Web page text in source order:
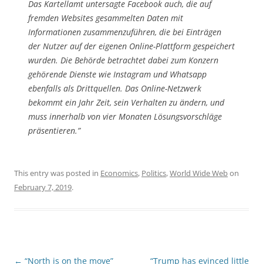
Das Kartellamt untersagte Facebook auch, die auf
fremden Websites gesammelten Daten mit
Informationen zusammenzuführen, die bei Einträgen
der Nutzer auf der eigenen Online-Plattform gespeichert
wurden. Die Behörde betrachtet dabei zum Konzern
gehörende Dienste wie Instagram und Whatsapp
ebenfalls als Drittquellen. Das Online-Netzwerk
bekommt ein Jahr Zeit, sein Verhalten zu ändern, und
muss innerhalb von vier Monaten Lösungsvorschläge
präsentieren.”
This entry was posted in Economics, Politics,World Wide Webon
February 7, 2019.
Post
← “North is on the move”
“Trump has evinced little